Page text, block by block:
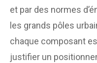
et par des normes
les grands pôles
chaque composant
justifier un